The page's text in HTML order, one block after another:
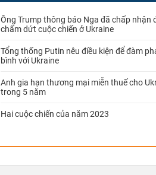
Ông Trump thông báo Nga đã chấp nhận
chấm dứt cuộc chiến ở Ukraine
Tổng thống Putin nêu điều kiện để đàm
bình với Ukraine
Anh gia hạn thương mại miễn thuế cho
trong 5 năm
Hai cuộc chiến của năm 2023